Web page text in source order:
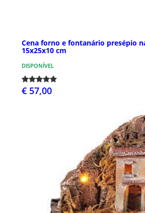
Cena forno e fontanário presépio
15x25x10 cm
DISPONÍVEL
€ 57,00